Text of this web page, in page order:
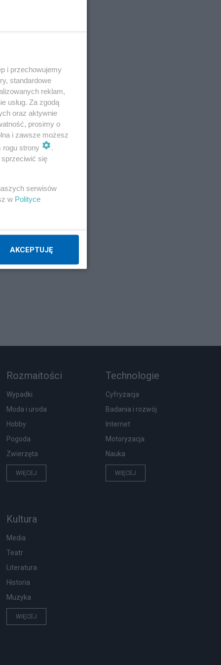
Rozmaitości
Wypadki
Moda i uroda
Hobby
Pogoda
Zwierzęta
WIĘCEJ
Technologie
Cyfryzacja
Badania i rozwój
Internet
Motoryzacja
Nauka
WIĘCEJ
Kultura
Media
Teatr
Literatura
Historia
Muzyka
WIĘCEJ
i przechowujemy
standardowe
reklam,
usług. Za zgodą
oraz aktywnie
prosimy o
i zawsze możesz
rogu strony
.
się
serwisów
w Polityce
AKCEPTUJĘ